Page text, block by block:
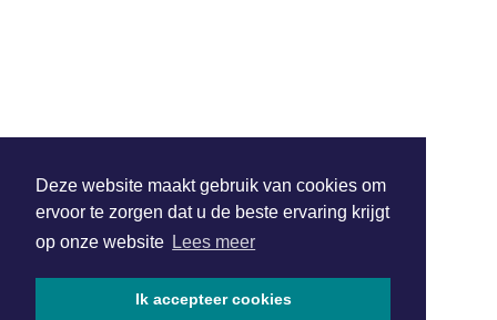
Deze website maakt gebruik van cookies om
ervoor te zorgen dat u de beste ervaring krijgt
op onze website Lees meer
Ik accepteer cookies